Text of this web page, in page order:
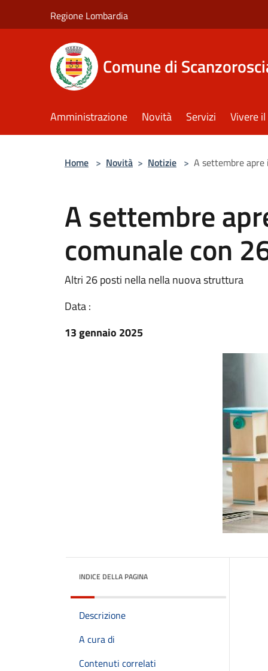
Regione Lombardia
Comune di
Amministrazione Novità Servizi Vivere
Home > Novità > Notizie > A settembre
A settembre
comunale con
Altri 26 posti nella nella nuova struttura
Data :
13 gennaio 2025
INDICE DELLA PAGINA
Descrizione
A cura di
Contenuti correlati